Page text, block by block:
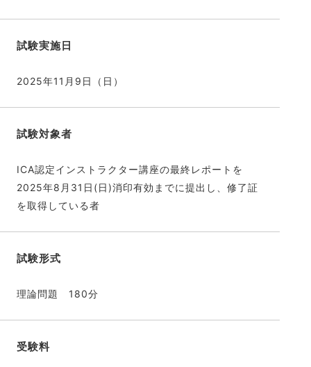
試験実施日
2025年11月9日（日）
試験対象者
ICA認定インストラクター講座の最終レポートを
2025年8月31日(日)消印有効までに提出し、修了証
を取得している者
試験形式
理論問題 180分
受験料